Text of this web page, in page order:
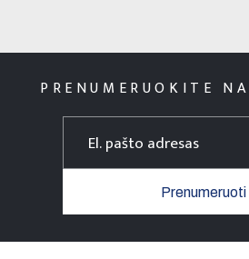
PRENUMERUOKITE
Prenumeruoti